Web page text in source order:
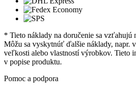
* Tieto náklady na doručenie sa vzťahujú
Môžu sa vyskytnúť ďalšie náklady, napr.
veľkosti alebo vlastností výrobkov. Tieto
v popise produktu.
Pomoc a podpora